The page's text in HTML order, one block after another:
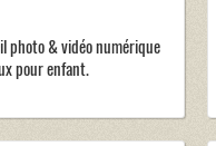
photo & vidéo numérique
pour enfant.